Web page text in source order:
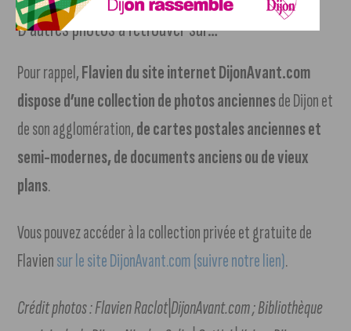
D’autres photos à retrouver sur…
Pour rappel,Flavien du site internet DijonAvant.com
dispose d’une collection de photos anciennesde Dijon et
de son agglomération,de cartes postales anciennes et
semi-modernes, de documents anciens ou de vieux
plans.
Vous pouvez accéder à la collection privée et gratuite de
Flaviensur le site DijonAvant.com (suivre notre lien).
Crédit photos : Flavien Raclot|DijonAvant.com ; Bibliothèque